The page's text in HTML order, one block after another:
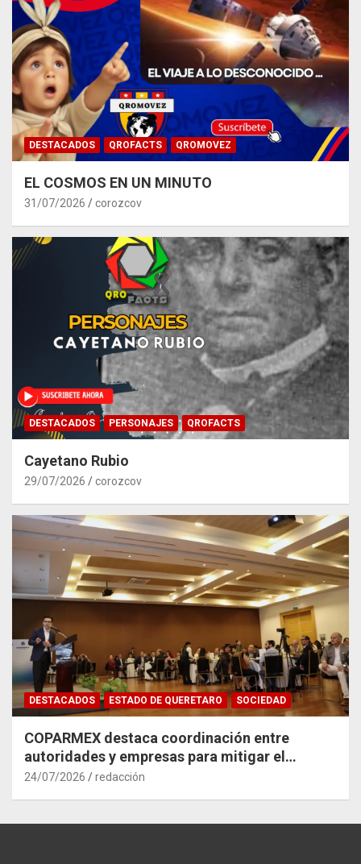
DESTACADOS QROFACTS QROMOVEZ
EL COSMOS EN UN MINUTO
31/07/2026 corozcov
DESTACADOS PERSONAJES QROFACTS
Cayetano Rubio
29/07/2026 corozcov
DESTACADOS ESTADO DE QUERETARO SOCIEDAD
COPARMEX destaca coordinación entre
autoridades y empresas para mitigar el
impacto del Tren México–Querétaro
24/07/2026 redacción